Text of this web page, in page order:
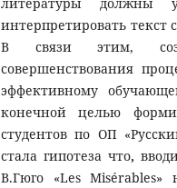
интерпретировать текст
В связи этим,
совершенствования
эффективному
конечной целью
студентов по ОП
стала гипотеза что,
В.Гюго «Les